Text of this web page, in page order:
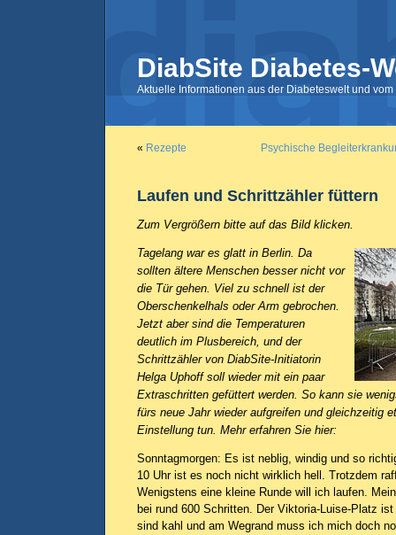
DiabSite Diabetes-
Aktuelle Informationen aus der Diabeteswelt und
« Rezepte Psychische
Laufen und Schrittzähler füttern
Zum Vergrößern bitte auf das Bild klicken.
Tagelang war es glatt in Berlin. Da
sollten ältere Menschen besser nicht vor
die Tür gehen. Viel zu schnell ist der
Oberschenkelhals oder Arm gebrochen.
Jetzt aber sind die Temperaturen
deutlich im Plusbereich, und der
Schrittzähler von DiabSite-Initiatorin
Helga Uphoff soll wieder mit ein paar
Extraschritten gefüttert werden. So kann sie
fürs neue Jahr wieder aufgreifen und gleichzeitig
Einstellung tun. Mehr erfahren Sie hier:
Sonntagmorgen: Es ist neblig, windig und so
10 Uhr ist es noch nicht wirklich hell. Trotzdem
Wenigstens eine kleine Runde will ich laufen.
bei rund 600 Schritten. Der Viktoria-Luise-Platz
sind kahl und am Wegrand muss ich mich doch